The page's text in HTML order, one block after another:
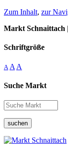
Zum Inhalt, zur
Markt Schnaittach
Schriftgröße
A A A
Suche Markt
suchen